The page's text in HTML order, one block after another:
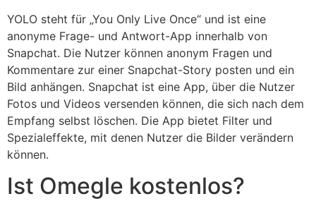
YOLO steht für „You Only Live Once“ und ist eine
anonyme Frage- und Antwort-App innerhalb von
Snapchat. Die Nutzer können anonym Fragen und
Kommentare zur einer Snapchat-Story posten und ein
Bild anhängen. Snapchat ist eine App, über die Nutzer
Fotos und Videos versenden können, die sich nach dem
Empfang selbst löschen. Die App bietet Filter und
Spezialeffekte, mit denen Nutzer die Bilder verändern
können.
Ist Omegle kostenlos?